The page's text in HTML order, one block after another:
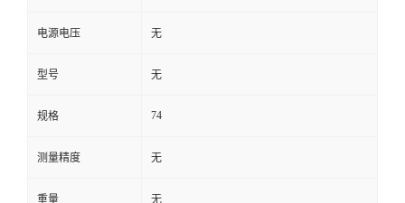
电源电压 无
型号 无
规格 74
测量精度 无
重量 无